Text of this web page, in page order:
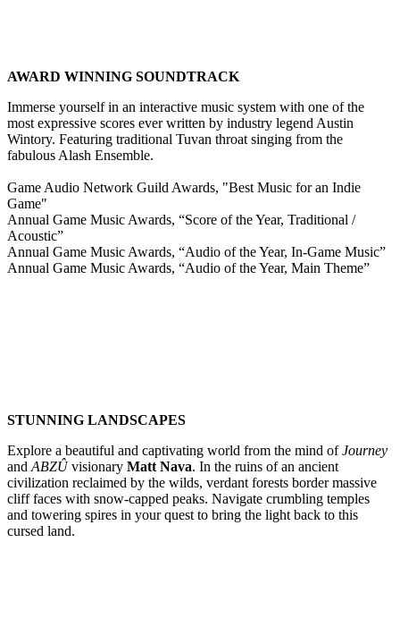
AWARD WINNING SOUNDTRACK
Immerse yourself in an interactive music system with one of the
most expressive scores ever written by industry legend Austin
Wintory. Featuring traditional Tuvan throat singing from the
fabulous Alash Ensemble.
Game Audio Network Guild Awards, "Best Music for an Indie
Game"
Annual Game Music Awards, “Score of the Year, Traditional /
Acoustic”
Annual Game Music Awards, “Audio of the Year, In-Game Music”
Annual Game Music Awards, “Audio of the Year, Main Theme”
STUNNING LANDSCAPES
Explore a beautiful and captivating world from the mind ofJourney
and ABZÛvisionary Matt Nava. In the ruins of an ancient
civilization reclaimed by the wilds, verdant forests border massive
cliff faces with snow-capped peaks. Navigate crumbling temples
and towering spires in your quest to bring the light back to this
cursed land.